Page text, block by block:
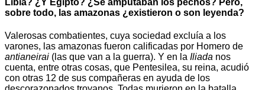
sobre todo, las amazonas ¿existieron o son leyenda?
Valerosas combatientes, cuya sociedad excluía a los
varones, las amazonas fueron calificadas por Homero de
antianeirai (las que van a la guerra). Y en la Iliada nos
cuenta, entre otras cosas, que Pentesilea, su reina, acudió
con otras 12 de sus compañeras en ayuda de los